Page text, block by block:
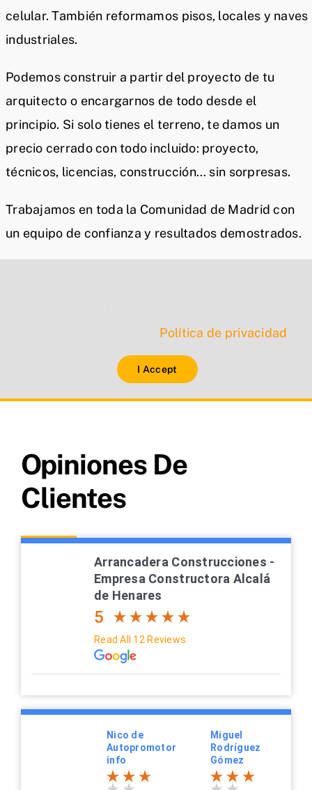
celular. También reformamos pisos, locales y naves
industriales.
Podemos construir a partir del proyecto de tu
arquitecto o encargarnos de todo desde el
principio. Si solo tienes el terreno, te damos un
precio cerrado con todo incluido: proyecto,
técnicos, licencias, construcción… sin sorpresas.
Trabajamos en toda la Comunidad de Madrid con
un equipo de confianza y resultados demostrados.
Política de privacidad
I Accept
Opiniones De
Clientes
Arrancadera Construcciones -
Empresa Constructora Alcalá
de Henares
5
Read All 12 Reviews
Nico de
Autopromotor
info
Miguel
Rodríguez
Gómez